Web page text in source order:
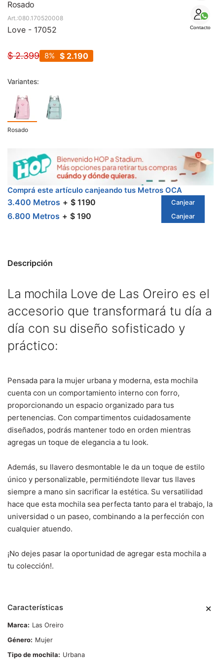
Rosado
Contacto
080.170520008
Love - 17052
$ 2.399 $ 2.190
8
Variantes:
Rosado
Comprá este artículo canjeando tus Metros OCA
3.400 Metros $ 1190 Canjear
6.800 Metros $ 190 Canjear
Descripción
La mochila Love de Las Oreiro es el
accesorio que transformará tu día a
día con su diseño sofisticado y
práctico:
Pensada para la mujer urbana y moderna, esta mochila
cuenta con un comportamiento interno con forro,
proporcionando un espacio organizado para tus
pertenencias. Con compartimentos cuidadosamente
diseñados, podrás mantener todo en orden mientras
agregas un toque de elegancia a tu look.
Además, su llavero desmontable le da un toque de estilo
único y personalizable, permitiéndote llevar tus llaves
siempre a mano sin sacrificar la estética. Su versatilidad
hace que esta mochila sea perfecta tanto para el trabajo, la
universidad o un paseo, combinando a la perfección con
cualquier atuendo.
¡No dejes pasar la oportunidad de agregar esta mochila a
tu colección!.
Características
Marca
Las Oreiro
Género
Mujer
Tipo de mochila
Urbana